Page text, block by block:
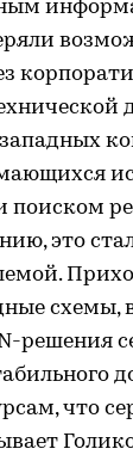
поиском
это
схемы,
решения
что